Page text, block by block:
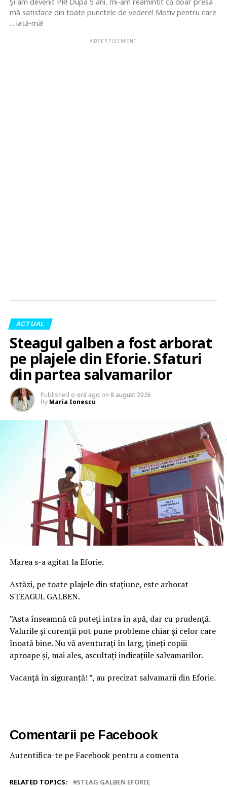
mă satisface din toate punctele de vedere! Motiv pentru care
... iată-mă!
ADVERTISEMENT
ACTUAL
Steagul galben a fost arborat
pe plajele din Eforie. Sfaturi
din partea salvamarilor
Published o oră ago on 8 august 2026
By Maria Ionescu
Marea s-a agitat la Eforie.
Astăzi, pe toate plajele din stațiune, este arborat
STEAGUL GALBEN.
”Asta înseamnă că puteți intra în apă, dar cu prudență.
Valurile și curenții pot pune probleme chiar și celor care
înoată bine. Nu vă aventurați în larg, țineți copiii
aproape și, mai ales, ascultați indicațiile salvamarilor.
Vacanță în siguranță! ”, au precizat salvamarii din Eforie.
Comentarii pe Facebook
Autentifica-te pe Facebook pentru a comenta
RELATED TOPICS: STEAG GALBEN EFORIE